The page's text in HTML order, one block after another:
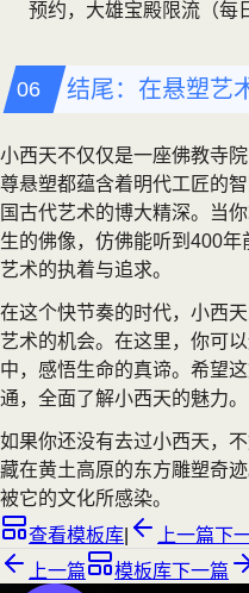
预约，大雄宝殿限流（每
结尾：在悬塑艺
小西天不仅仅是一座佛教寺
尊悬塑都蕴含着明代工匠的
国古代艺术的博大精深。当
生的佛像，仿佛能听到400
艺术的执着与追求。
在这个快节奏的时代，小西
艺术的机会。在这里，你可
中，感悟生命的真谛。希望
通，全面了解小西天的魅力。
如果你还没有去过小西天，
藏在黄土高原的东方雕塑奇
被它的文化所感染。
查看模板库
上一篇下
上一篇
模板库下一篇